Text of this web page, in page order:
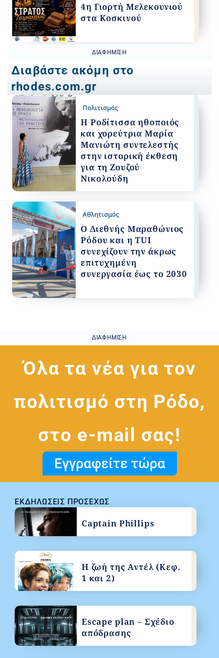
4η Γιορτή Μελεκουνιού
στα Κοσκινού
ΔΙΑΦΉΜΙΣΗ
Διαβάστε ακόμη στο
rhodes.com.gr
Πολιτισμός
Η Ροδίτισσα ηθοποιός
και χορεύτρια Μαρία
Μανιώτη συντελεστής
στην ιστορική έκθεση
για τη Ζουζού
Νικολούδη
Αθλητισμός
Ο Διεθνής Μαραθώνιος
Ρόδου και η TUI
συνεχίζουν την άκρως
επιτυχημένη
συνεργασία έως το 2030
ΔΙΑΦΉΜΙΣΗ
Όλα τα νέα για τον
πολιτισμό στη Ρόδο,
στο e-mail σας!
Εγγραφείτε τώρα
ΕΚΔΗΛΏΣΕΙΣ ΠΡΟΣΕΧΏΣ
Captain Phillips
Η ζωή της Αντέλ (Κεφ.
1 και 2)
Escape plan – Σχέδιο
απόδρασης